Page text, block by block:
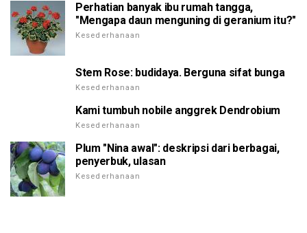
Perhatian banyak ibu rumah tangga,
"Mengapa daun menguning di geranium itu?"
Kesederhanaan
Stem Rose: budidaya. Berguna sifat bunga
Kesederhanaan
Kami tumbuh nobile anggrek Dendrobium
Kesederhanaan
Plum "Nina awal": deskripsi dari berbagai,
penyerbuk, ulasan
Kesederhanaan